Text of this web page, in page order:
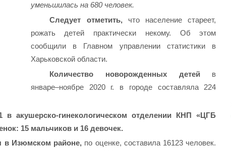
уменьшилась на 680 человек.
Следует отметить,что население стареет,
рожать детей практически некому. Об этом
сообщили в Главном управлении статистики в
Харьковской области.
Количество новорожденных детейв
январе–ноябре 2020 г. в городе составляла 224
акушерско-гинекологическом отделении КНП «ЦГБ
15 мальчиков и 16 девочек.
в Изюмском районе, по оценке, составила 16123 человек.